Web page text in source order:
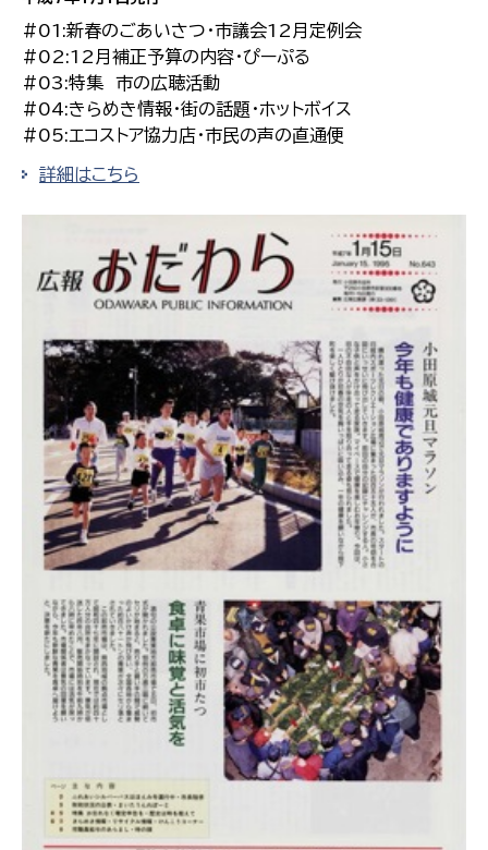
#01:新春のごあいさつ・市議会12月定例会
#02:12月補正予算の内容・ぴーぷる
#03:特集 市の広聴活動
#04:きらめき情報・街の話題・ホットボイス
#05:エコストア協力店・市民の声の直通便
詳細はこちら